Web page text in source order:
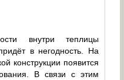
внутри теплицы
в негодность. На
конструкции появится
В связи с этим